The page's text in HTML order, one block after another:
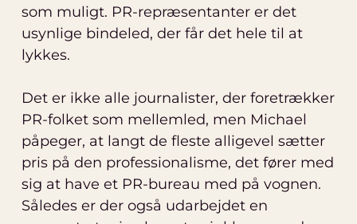
som muligt. PR-repræsentanter er det
usynlige bindeled, der får det hele til at
lykkes.
Det er ikke alle journalister, der foretrækker
PR-folket som mellemled, men Michael
påpeger, at langt de fleste alligevel sætter
pris på den professionalisme, det fører med
sig at have et PR-bureau med på vognen.
Således er der også udarbejdet en